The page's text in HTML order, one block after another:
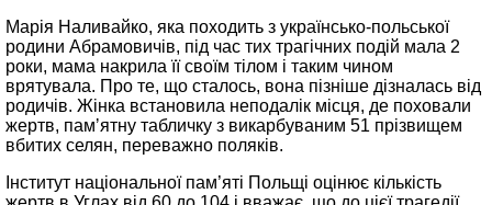
Марія Наливайко, яка походить з українсько-польської
родини Абрамовичів, під час тих трагічних подій мала 2
роки, мама накрила її своїм тілом і таким чином
врятувала. Про те, що сталось, вона пізніше дізналась від
родичів. Жінка встановила неподалік місця, де поховали
жертв, памʼятну табличку з викарбуваним 51 прізвищем
вбитих селян, переважно поляків.
Інститут національної пам’яті Польщі оцінює кількість